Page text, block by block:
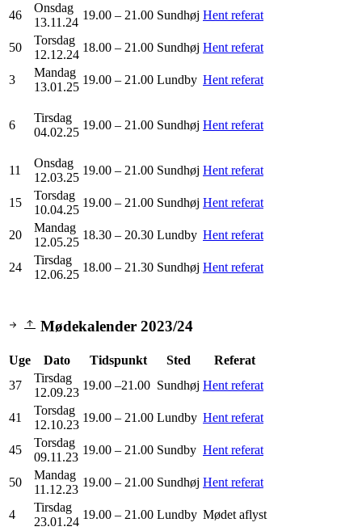
46
Onsdag
13.11.24
19.00 – 21.00 Sundhøj Hent referat
50
Torsdag
12.12.24
18.00 – 21.00 Sundhøj Hent referat
3
Mandag
13.01.25
19.00 – 21.00 Lundby Hent referat
6
Tirsdag
04.02.25
19.00 – 21.00 Sundhøj Hent referat
11
Onsdag
12.03.25
19.00 – 21.00 Sundhøj Hent referat
15
Torsdag
10.04.25
19.00 – 21.00 Sundhøj Hent referat
20
Mandag
12.05.25
18.30 – 20.30 Lundby Hent referat
24
Tirsdag
12.06.25
18.00 – 21.30 Sundhøj Hent referat
Mødekalender 2023/24
Uge Dato Tidspunkt Sted
Referat
37
Tirsdag
12.09.23
19.00 –21.00 Sundhøj Hent referat
41
Torsdag
12.10.23
19.00 – 21.00 Lundby Hent referat
45
Torsdag
09.11.23
19.00 – 21.00 Sundby Hent referat
50
Mandag
11.12.23
19.00 – 21.00 Sundhøj Hent referat
4
Tirsdag
23.01.24
19.00 – 21.00 Lundby Mødet aflyst